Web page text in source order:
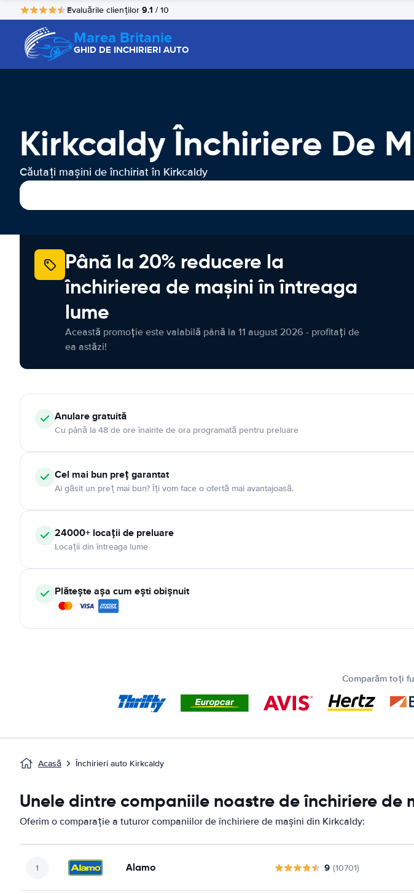
Evaluările clienților 9.1 / 10
Marea Britanie
GHID DE INCHIRIERI AUTO
Kirkcaldy Închiriere De
Căutați mașini de închiriat în Kirkcaldy
Până la 20% reducere la
închirierea de mașini în întreaga
lume
Această promoție este valabilă până la 11 august 2026 - profitați de
ea astăzi!
Anulare gratuită
Cu până la 48 de ore înainte de ora programată pentru preluare
Cel mai bun preț garantat
Ai găsit un preț mai bun? Îți vom face o ofertă mai avantajoasă.
24000+ locații de preluare
Locații din întreaga lume
Plătește așa cum ești obișnuit
Comparăm toți
Acasă Închirieri auto Kirkcaldy
Unele dintre companiile noastre de închiriere de
Oferim o comparație a tuturor companiilor de închiriere de mașini din Kirkcaldy:
Alamo 9 (10701)